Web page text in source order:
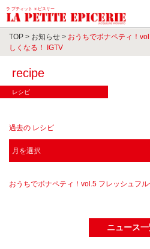
ラ プティット エピスリー
TOP > お知らせ > おうちでボナペティ！
しくなる！ IGTV
recipe
レシピ
過去の レシピ
おうちでボナペティ！vol.5 フレッシュフ
ニュース